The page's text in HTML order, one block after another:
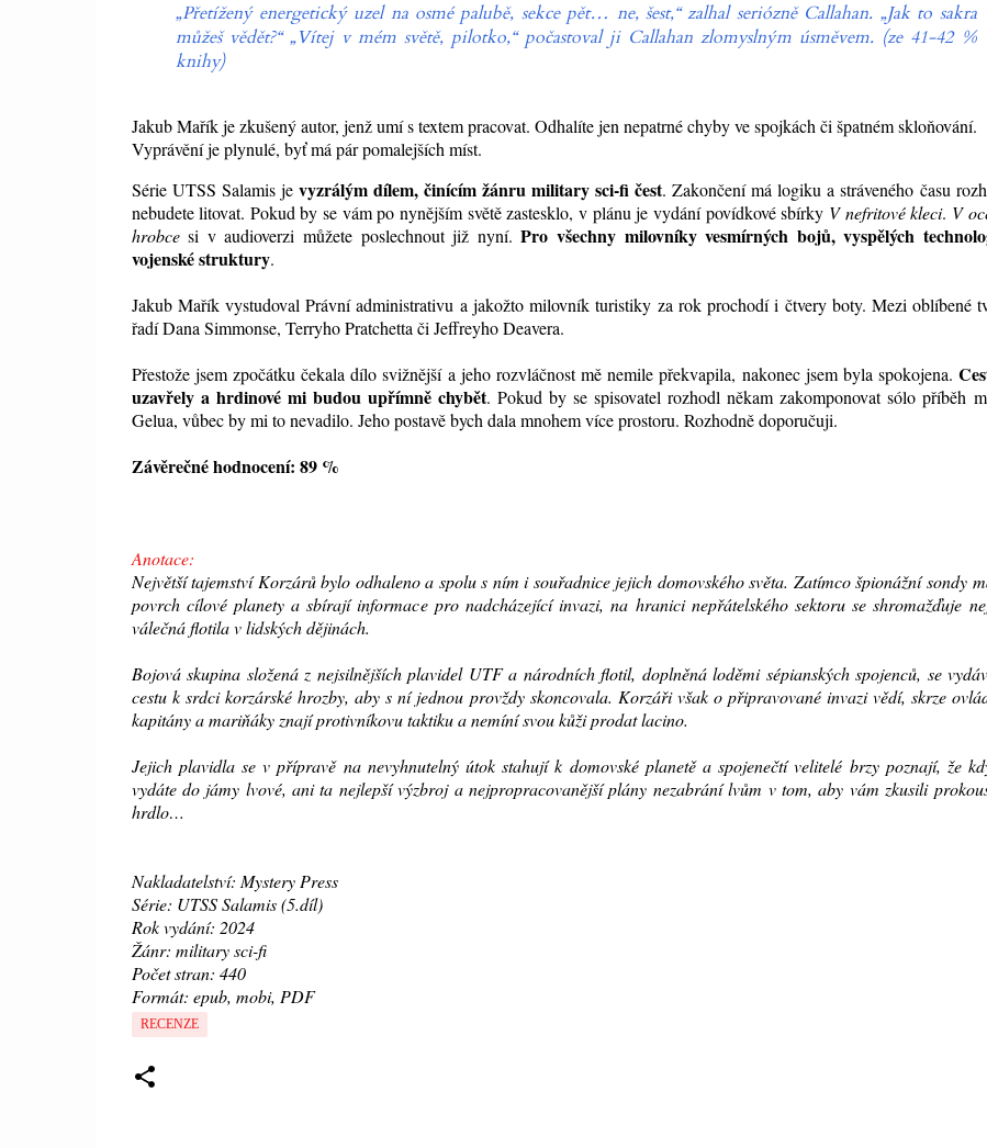
„Přetížený energetický uzel na osmé palubě, sekce pět… ne, šest,“ zalhal seriózně Callahan. „Jak to sakra
můžeš vědět?“ „Vítej v mém světě, pilotko,“ počastoval ji Callahan zlomyslným úsměvem. (ze 41-42 %
knihy)
Jakub Mařík je zkušený autor, jenž umí s textem pracovat. Odhalíte jen nepatrné chyby ve spojkách či špatném skloňování.
Vyprávění je plynulé, byť má pár pomalejších míst.
Série UTSS Salamis je vyzrálým dílem, činícím žánru military sci-fi čest. Zakončení má logiku a stráveného času
nebudete litovat. Pokud by se vám po nynějším světě zastesklo, v plánu je vydání povídkové sbírky V nefritové kleci. V
hrobcesi v audioverzi můžete poslechnout již nyní.Pro všechny milovníky vesmírných bojů, vyspělých
vojenské struktury.
Jakub Mařík vystudoval Právní administrativu a jakožto milovník turistiky za rok prochodí i čtvery boty. Mezi oblíbené
řadí Dana Simmonse, Terryho Pratchetta či Jeffreyho Deavera.
Přestože jsem zpočátku čekala dílo svižnější a jeho rozvláčnost mě nemile překvapila, nakonec jsem byla spokojena.
uzavřely a hrdinové mi budou upřímně chybět. Pokud by se spisovatel rozhodl někam zakomponovat sólo příběh
Gelua, vůbec by mi to nevadilo. Jeho postavě bych dala mnohem více prostoru. Rozhodně doporučuji.
Závěrečné hodnocení: 89 %
Anotace:
Největší tajemství Korzárů bylo odhaleno a spolu s ním i souřadnice jejich domovského světa. Zatímco špionážní sondy
povrch cílové planety a sbírají informace pro nadcházející invazi, na hranici nepřátelského sektoru se shromažďuje
válečná flotila v lidských dějinách.
Bojová skupina složená z nejsilnějších plavidel UTF a národních flotil, doplněná loděmi sépianských spojenců, se
cestu k srdci korzárské hrozby, aby s ní jednou provždy skoncovala. Korzáři však o připravované invazi vědí, skrze
kapitány a mariňáky znají protivníkovu taktiku a nemíní svou kůži prodat lacino.
Jejich plavidla se v přípravě na nevyhnutelný útok stahují k domovské planetě a spojenečtí velitelé brzy poznají, že
vydáte do jámy lvové, ani ta nejlepší výzbroj a nejpropracovanější plány nezabrání lvům v tom, aby vám zkusili
hrdlo…
Nakladatelství: Mystery Press
Série: UTSS Salamis (5.díl)
Rok vydání: 2024
Žánr: military sci-fi
Počet stran: 440
Formát: epub, mobi, PDF
RECENZE